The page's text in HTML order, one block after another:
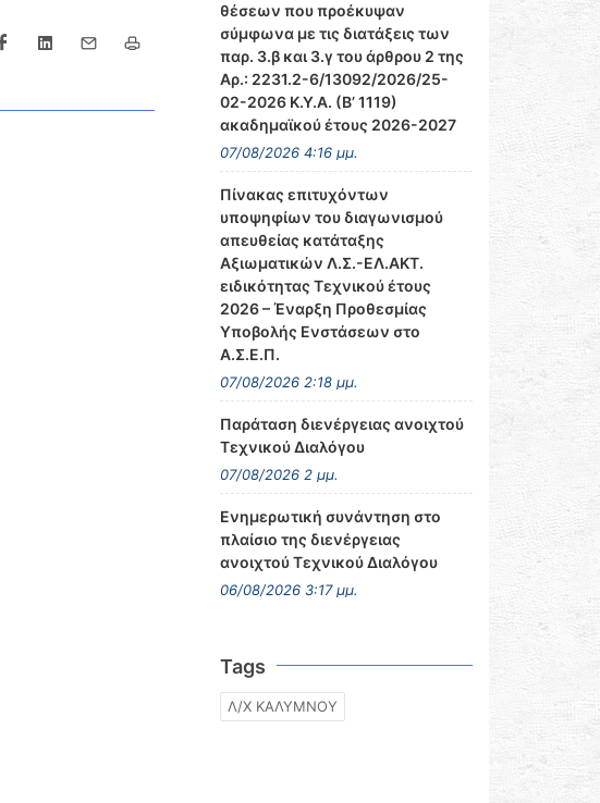
θέσεων που προέκυψαν
σύμφωνα με τις διατάξεις των
παρ. 3.β και 3.γ του άρθρου 2 της
Αρ.: 2231.2-6/13092/2026/25-
02-2026 Κ.Υ.Α. (Β’ 1119)
ακαδημαϊκού έτους 2026-2027
07/08/2026 4:16 μμ.
Πίνακας επιτυχόντων
υποψηφίων του διαγωνισμού
απευθείας κατάταξης
Αξιωματικών Λ.Σ.-ΕΛ.ΑΚΤ.
ειδικότητας Τεχνικού έτους
2026 – Έναρξη Προθεσμίας
Υποβολής Ενστάσεων στο
Α.Σ.Ε.Π.
07/08/2026 2:18 μμ.
Παράταση διενέργειας ανοιχτού
Τεχνικού Διαλόγου
07/08/2026 2 μμ.
Ενημερωτική συνάντηση στο
πλαίσιο της διενέργειας
ανοιχτού Τεχνικού Διαλόγου
06/08/2026 3:17 μμ.
Tags
Λ/Χ ΚΑΛΥΜΝΟΥ